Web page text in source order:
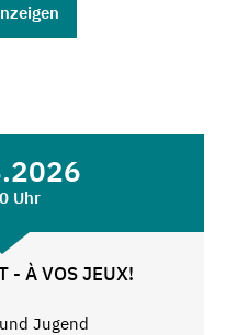
Uhr
- À VOS JEUX!
Jugend